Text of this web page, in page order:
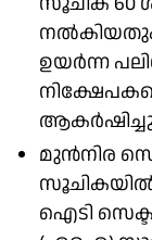
ഉയർന്ന
മുൻനിര
സൂചികയിൽ
ഐടി